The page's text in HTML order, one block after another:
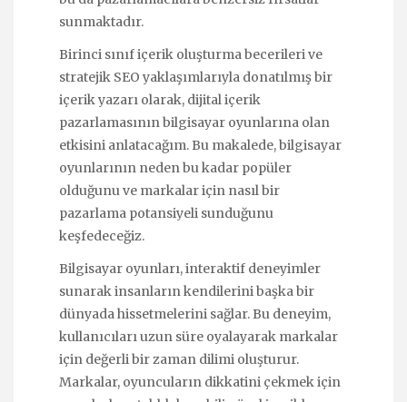
sunmaktadır.
Birinci sınıf içerik oluşturma becerileri ve
stratejik SEO yaklaşımlarıyla donatılmış bir
içerik yazarı olarak, dijital içerik
pazarlamasının bilgisayar oyunlarına olan
etkisini anlatacağım. Bu makalede, bilgisayar
oyunlarının neden bu kadar popüler
olduğunu ve markalar için nasıl bir
pazarlama potansiyeli sunduğunu
keşfedeceğiz.
Bilgisayar oyunları, interaktif deneyimler
sunarak insanların kendilerini başka bir
dünyada hissetmelerini sağlar. Bu deneyim,
kullanıcıları uzun süre oyalayarak markalar
için değerli bir zaman dilimi oluşturur.
Markalar, oyuncuların dikkatini çekmek için